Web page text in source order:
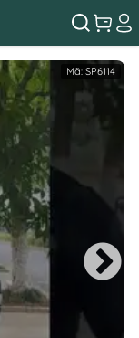
Mã: SP6114